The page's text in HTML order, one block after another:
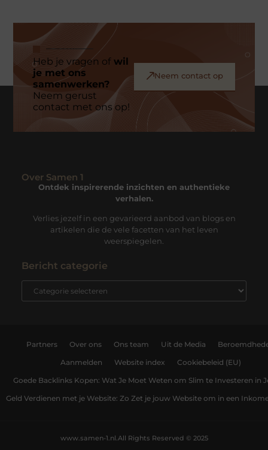
Heb je vragen ofwil
je met ons
samenwerken?
Neem gerust
contact met ons op!
Neem contact op
Over Samen 1
Ontdek inspirerende inzichten en authentieke
verhalen.
Verlies jezelf in een gevarieerd aanbod van blogs en
artikelen die de vele facetten van het leven
weerspiegelen.
Bericht categorie
Partners Over ons Ons team Uit de Media
Aanmelden Website index Cookiebeleid (EU)
Goede Backlinks Kopen: Wat Je Moet Weten om Slim te Investeren in
Geld Verdienen met je Website: Zo Zet je jouw Website om in een
All Rights Reserved © 2025
www.samen-1.nl.